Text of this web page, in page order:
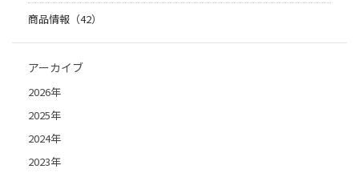
商品情報（42）
アーカイブ
2026年
2025年
2024年
2023年